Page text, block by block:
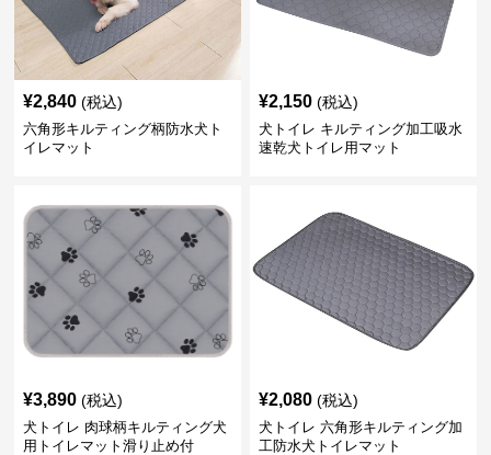
¥2,840 (税込)
六角形キルティング柄防水犬ト
イレマット
¥2,150 (税込)
犬トイレ キルティング加工吸水
速乾犬トイレ用マット
¥3,890 (税込)
犬トイレ 肉球柄キルティング犬
用トイレマット滑り止め付
¥2,080 (税込)
犬トイレ 六角形キルティング加
工防水犬トイレマット